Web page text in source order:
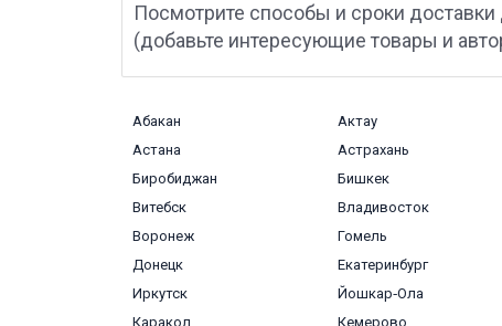
Посмотрите способы и сроки доставки
(добавьте интересующие товары и
Абакан Актау
Астана
Астрахань
Биробиджан
Бишкек
Витебск
Владивосток
Воронеж
Гомель
Донецк
Екатеринбург
Иркутск
Йошкар‑Ола
Каракол
Кемерово